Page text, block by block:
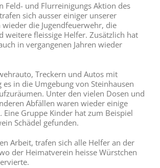
Feld- und Flurreinigungs Aktion des
sich ausser einiger unserer
die Jugendfeuerwehr, die
weitere fleissige Helfer. Zusätzlich hat
in vergangenen Jahren wieder
Treckern und Autos mit
es in die Umgebung von Steinhausen
Unter den vielen Dosen und
Abfällen waren wieder einige
Eine Gruppe Kinder hat zum Beispiel
Schädel gefunden.
Arbeit, trafen sich alle Helfer an der
der Heimatverein heisse Würstchen